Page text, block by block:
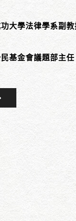
大學法律學系副教
基金會議題部主任